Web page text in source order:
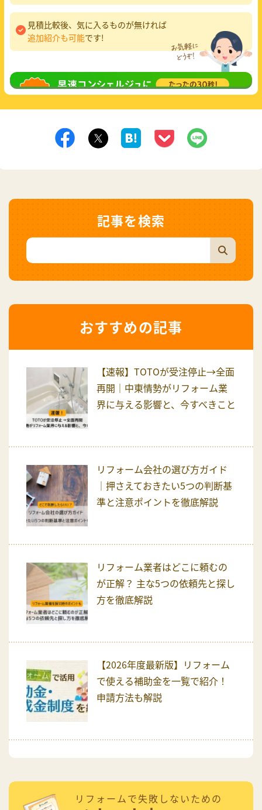
見積比較後、気に入るものが無ければ
追加紹介も可能です!
無料相談してみる
記事を検索
おすすめの記事
【速報】TOTOが受注停止→全面
再開｜中東情勢がリフォーム業
界に与える影響と、今すべきこと
リフォーム会社の選び方ガイド
｜押さえておきたい5つの判断基
準と注意ポイントを徹底解説
リフォーム業者はどこに頼むの
が正解？ 主な5つの依頼先と探し
方を徹底解説
【2026年度最新版】リフォーム
で使える補助金を一覧で紹介！
申請方法も解説
リフォームで失敗しないための